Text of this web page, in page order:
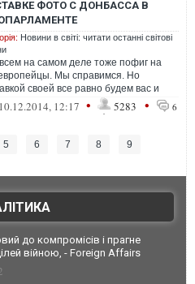
ФОТО С ДОНБАССА В
Новини в світі: читати останні світові
на самом деле тоже пофиг на
Мы справимся. Но
своей все равно будем вас и
доставать. Ждите нас в январе в
10.12.2014, 12:17 • 5283 • 6
5 6 7 8 9
до компромісів і прагне
війною, - Foreign Affairs